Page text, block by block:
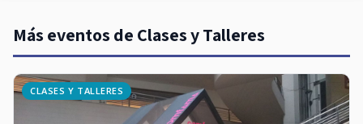
Más eventos de Clases y Talleres
CLASES Y TALLERES